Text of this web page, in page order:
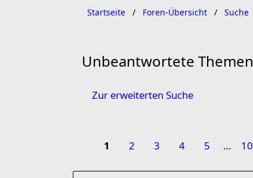
Startseite Foren-Übersicht Suche
Unbeantwortete Themen
Zur erweiterten Suche
1 2 3 4 5 … 10